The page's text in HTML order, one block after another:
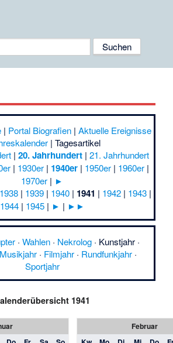
| Portal Biografien | Aktuelle Ereignisse
| Tagesartikel
| 20. Jahrhundert| 21. Jahrhundert
| 1930er | 1940er | 1950er | 1960er |
1970er | ►
1938| 1939| 1940| 1941 | 1942| 1943|
1944| 1945| ► | ►►
· Wahlen· Nekrolog· Kunstjahr·
Musikjahr · Filmjahr · Rundfunkjahr ·
Sportjahr
1941
Februar